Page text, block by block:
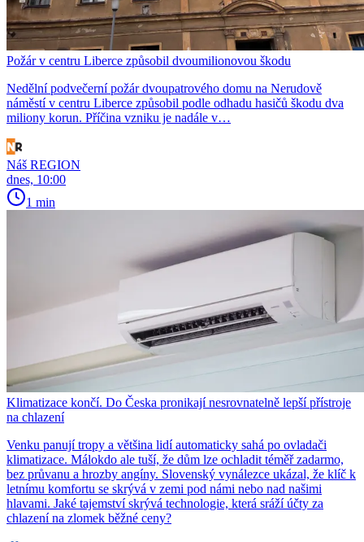
Požár v centru Liberce způsobil dvoumilionovou škodu
Nedělní podvečerní požár dvoupatrového domu na Nerudově
náměstí v centru Liberce způsobil podle odhadu hasičů škodu dva
miliony korun. Příčina vzniku je nadále v…
Náš REGION
dnes, 10:00
1 min
Klimatizace končí. Do Česka pronikají nesrovnatelně lepší přístroje
na chlazení
Venku panují tropy a většina lidí automaticky sahá po ovladači
klimatizace. Málokdo ale tuší, že dům lze ochladit téměř zadarmo,
bez průvanu a hrozby angíny. Slovenský vynálezce ukázal, že klíč k
letnímu komfortu se skrývá v zemi pod námi nebo nad našimi
hlavami. Jaké tajemství skrývá technologie, která sráží účty za
chlazení na zlomek běžné ceny?